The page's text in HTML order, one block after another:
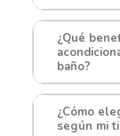
¿Qué
baño?
¿Cómo
según mi